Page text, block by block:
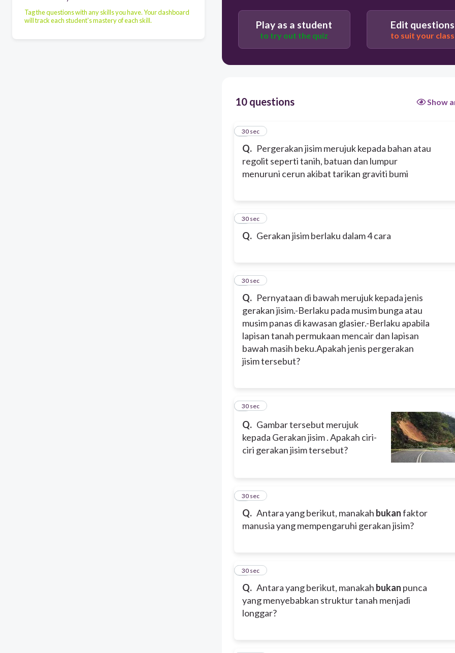
Tag the questions with any skills you have. Your dashboard
will track each student's mastery of each skill.
Play as a student
to try out the quiz
Edit questions
to suit your class
10 questions Show
Q. Pergerakan jisim merujuk kepada bahan atau
regolit seperti tanih, batuan dan lumpur
menuruni cerun akibat tarikan graviti bumi
1
30 sec
Q. Gerakan jisim berlaku dalam 4 cara
2
30 sec
Q. Pernyataan di bawah merujuk kepada jenis
gerakan jisim.-Berlaku pada musim bunga atau
musim panas di kawasan glasier.-Berlaku apabila
lapisan tanah permukaan mencair dan lapisan
bawah masih beku.Apakah jenis pergerakan
jisim tersebut?
3
30 sec
Q. Gambar tersebut merujuk
kepada Gerakan jisim . Apakah ciri-
ciri gerakan jisim tersebut?
4
30 sec
Q. Antara yang berikut, manakah bukanfaktor
manusia yang mempengaruhi gerakan jisim?
5
30 sec
Q. Antara yang berikut, manakah bukan punca
yang menyebabkan struktur tanah menjadi
longgar?
6
30 sec